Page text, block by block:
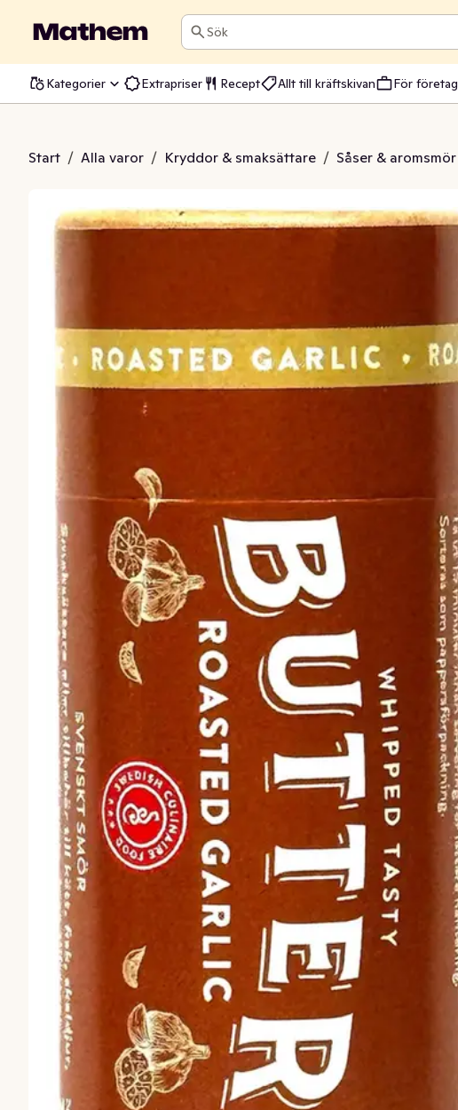
Sök
Kategorier Extrapriser Recept Allt till kräftskivan För företag
Start / Alla varor / Kryddor & smaksättare / Såser & aromsmör
Garlic